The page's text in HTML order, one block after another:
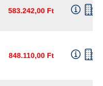
583.242,00 Ft
848.110,00 Ft